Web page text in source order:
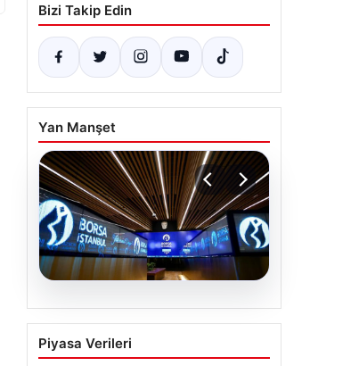
Bizi Takip Edin
Yan Manşet
05.08.2026
Yatırım araçlarının
haftalık performansı
Piyasa Verileri